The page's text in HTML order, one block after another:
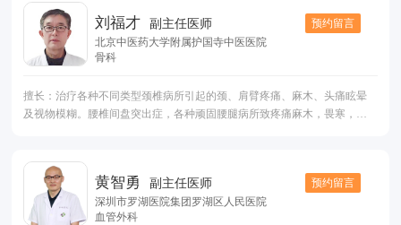
刘福才 副主任医师
预约留言
北京中医药大学附属护国寺中医医院
骨科
擅长：治疗各种不同类型颈椎病所引起的颈、肩臂疼痛、麻木、头痛眩晕
及视物模糊。腰椎间盘突出症，各种顽固腰腿病所致疼痛麻木，畏寒，活
黄智勇 副主任医师
预约留言
深圳市罗湖医院集团罗湖区人民医院
血管外科